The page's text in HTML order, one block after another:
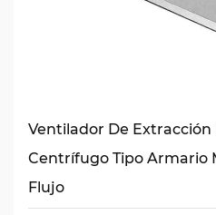
Ventilador De Extracción
Centrífugo Tipo Armario
Flujo